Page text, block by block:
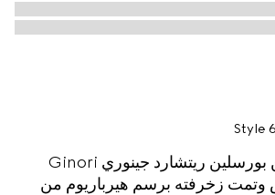
Style
صُنع هذا الكوب من بورسلين ريتشارد جينوري Ginori
وتمت زخرفته برسم هيرباريوم من